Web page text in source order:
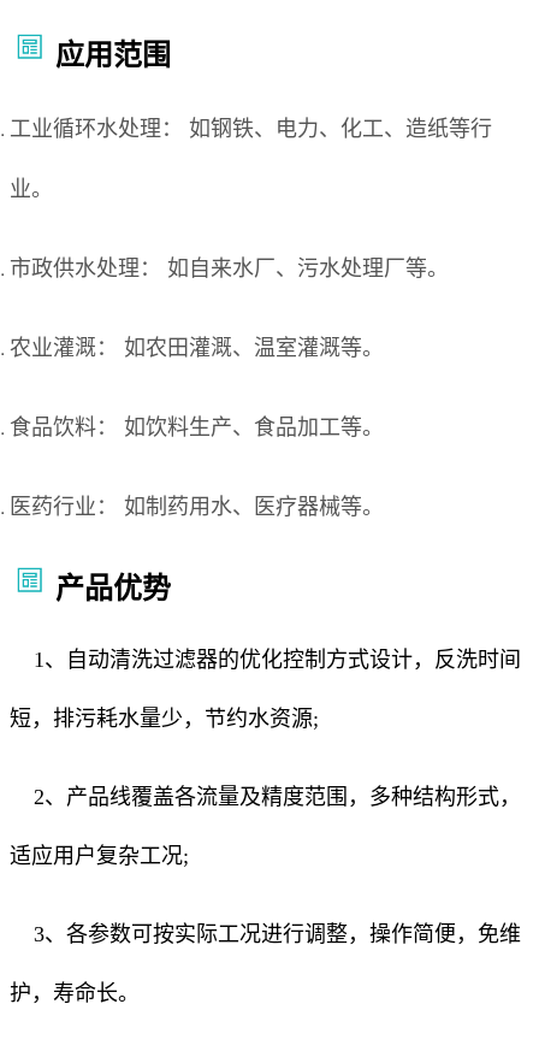
应用范围
工业循环水处理： 如钢铁、电力、化工、造纸等行
业。
市政供水处理： 如自来水厂、污水处理厂等。
农业灌溉： 如农田灌溉、温室灌溉等。
食品饮料： 如饮料生产、食品加工等。
医药行业： 如制药用水、医疗器械等。
产品优势
1、自动清洗过滤器的优化控制方式设计，反洗时间
短，排污耗水量少，节约水资源;
2、产品线覆盖各流量及精度范围，多种结构形式，
适应用户复杂工况;
3、各参数可按实际工况进行调整，操作简便，免维
护，寿命长。